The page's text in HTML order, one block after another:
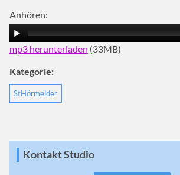
Anhören:
mp3 herunterladen (33MB)
Kategorie:
StHörmelder
Kontakt Studio